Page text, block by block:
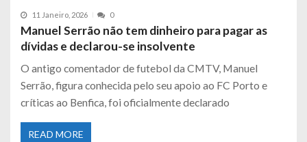
11 Janeiro, 2026 0
Manuel Serrão não tem dinheiro para pagar as
dívidas e declarou-se insolvente
O antigo comentador de futebol da CMTV, Manuel
Serrão, figura conhecida pelo seu apoio ao FC Porto e
críticas ao Benfica, foi oficialmente declarado
READ MORE